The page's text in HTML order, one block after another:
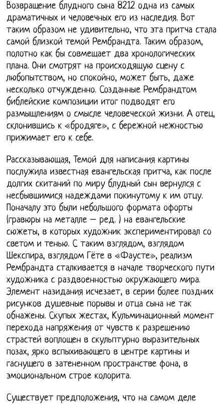
Возвращение блудного сына 8212 одна из самых
драматичных и человечных его из наследия. Вот
таким образом не удивительно, что эта притча стала
самой близкой темой Рембрандта. Таким образом,
полотно как бы совмещает два хронологических
плана. Они смотрят на происходящую сцену с
любопытством, но спокойно, может быть, даже
несколько отчужденно. Созданные Рембрандтом
библейские композиции итог подводят его
размышлениям о смысле человеческой жизни. А отец,
склонившись к «бродяге», с бережной нежностью
прижимает его к себе.
Рассказывающая, Темой для написания картины
послужила известная евангельская притча, как после
долгих скитаний по миру блудный сын вернулся с
несбывшимися надеждами покинутому к им отцу.
Поначалу это были небольшого формата офорты
(гравюры на металле – ред. ) на евангельские
сюжеты, в которых художник экспериментировал со
светом и тенью. С таким взглядом, взглядом
Шекспира, взглядом Гёте в «Фаусте», реализм
Рембрандта сталкивается в начале творческого пути
художника с раздвоенностью окружающего мира.
Элемент назидания исчезает, в серии более поздних
рисунков душевные порывы и отца сына не так
обнажены. Скупых жестах, Кульминационный момент
перехода напряжения от чувств к разрешению
страстей воплощен в скульптурно выразительных
позах, ярко вспыхивающего в центре картины и
гаснущего в затененном пространстве фона, в
эмоциональном строе колорита.
Существует предположения, что на самом деле